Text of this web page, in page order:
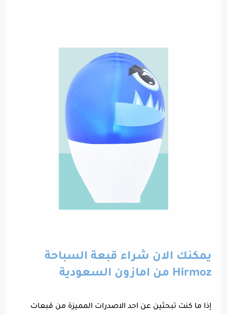
يمكنك الان شراء قبعة السباحة
Hirmoz من امازون السعودية
إذا ما كنت تبحثين عن احد الاصدرات المميزة من قبعات